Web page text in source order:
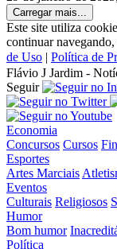
Carregar mais...
Este site utiliza
continuar
de Uso | Política de
Flávio J Jardim -
Seguir
Economia
Concursos Cursos
Esportes
Artes Marciais
Eventos
Culturais Religiosos
Humor
Bom humor
Política